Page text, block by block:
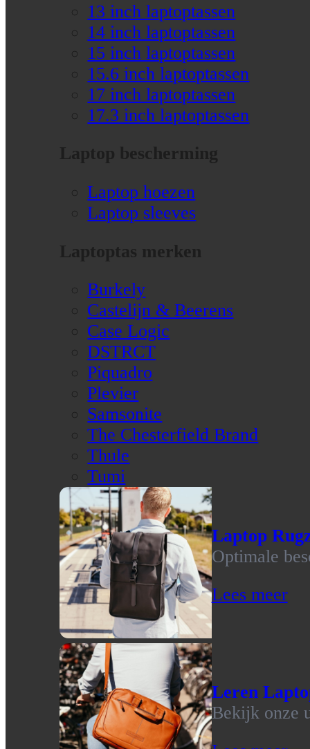
13 inch laptoptassen
14 inch laptoptassen
15 inch laptoptassen
15.6 inch laptoptassen
17 inch laptoptassen
17.3 inch laptoptassen
Laptop bescherming
Laptop hoezen
Laptop sleeves
Laptoptas merken
Burkely
Castelijn & Beerens
Case Logic
DSTRCT
Piquadro
Plevier
Samsonite
The Chesterfield Brand
Thule
Tumi
Laptop
Optimale
Lees meer
Leren
Bekijk onze